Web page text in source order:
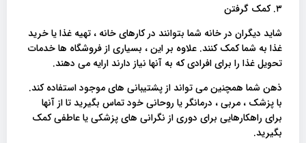
۳. کمک گرفتن
شاید دیگران در خانه شما بتوانند در کارهای خانه ، تهیه غذا یا خرید
غذا به شما کمک کنند. علاوه بر این ، بسیاری از فروشگاه ها خدمات
تحویل غذا را برای افرادی که به آنها نیاز دارند ارایه می دهند.
ذهن شما همچنین می تواند از پشتیبانی های موجود استفاده کند.
با پزشک ، مربی ، درمانگر یا روحانی خود تماس بگیرید تا از آنها
برای راهکارهایی برای دوری از نگرانی های پزشکی یا عاطفی کمک
بگیرید.